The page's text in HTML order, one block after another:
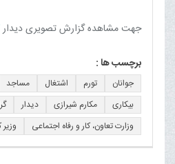
جهت مشاهده گزارش تصویری دیدار
برچسب ها :
جوانان تورم اشتغال مساجد
بیکاری
مکارم شیرازی دیدار
وزارت تعاون، کار و رفاه اجتماعی
وزیر